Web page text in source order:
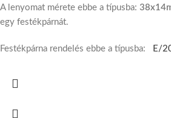
A lenyomat mérete ebbe a típusba:
egy festékpárnát.
Festékpárna rendelés ebbe a típusba: E/